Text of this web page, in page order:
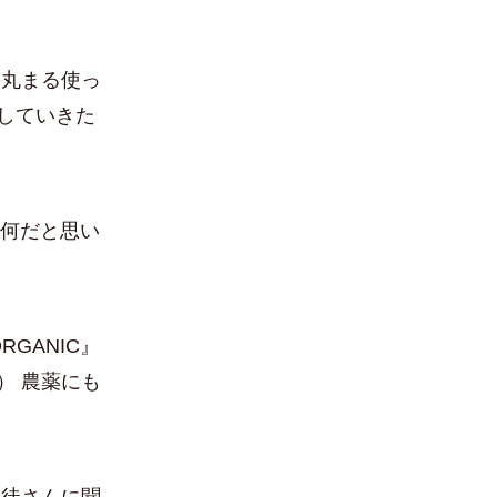
まる使っ
ていきた
だと思い
』
農薬にも